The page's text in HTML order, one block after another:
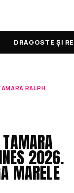
DRAGOSTE ȘI
RALPH
2026.
MARELE